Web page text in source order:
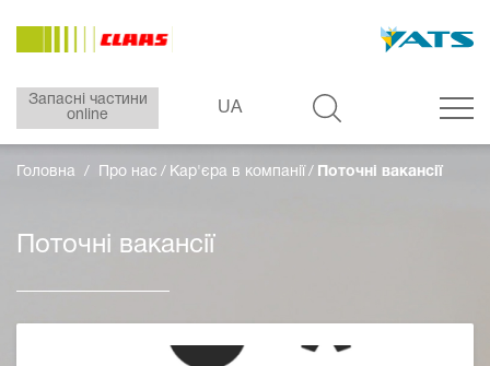
Запасні частини
online
UA
Головна Про нас Кар'єра в компанії Поточні вакансії
Поточні вакансії